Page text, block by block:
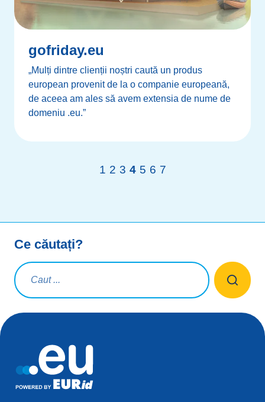
gofriday.eu
„Mulți dintre clienții noștri caută un produs
european provenit de la o companie europeană,
de aceea am ales să avem extensia de nume de
domeniu .eu.”
1 2 3 4 5 6 7
Ce căutați?
Interogare de căutare